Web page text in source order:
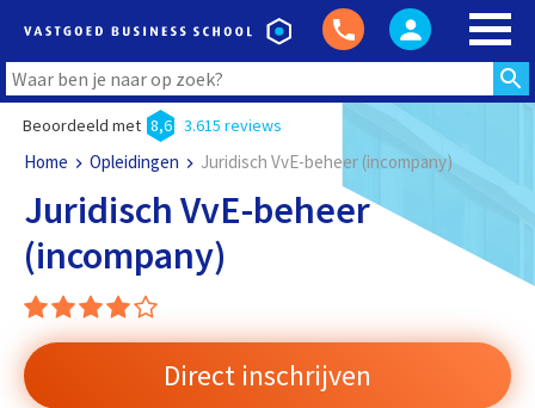
Beoordeeld met 8,6 3.615 reviews
Home Opleidingen Juridisch VvE-beheer (incompany)
Juridisch VvE-beheer
(incompany)
Direct inschrijven